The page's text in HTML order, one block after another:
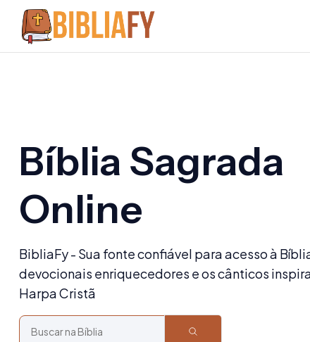
Bíblia Sagrada
Online
BibliaFy - Sua fonte confiável para acesso à
devocionais enriquecedores e os cânticos
Harpa Cristã